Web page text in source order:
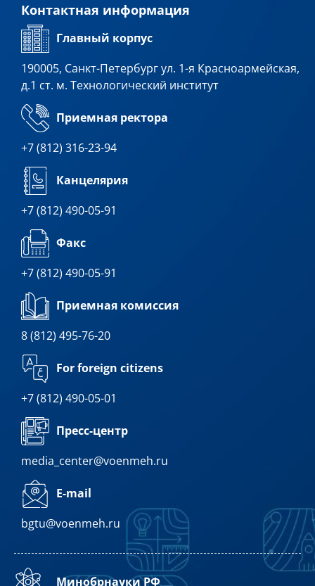
Контактная информация
Главный корпус
190005, Санкт-Петербург ул. 1-я Красноармейская,
д.1 ст. м. Технологический институт
Приемная ректора
+7 (812) 316-23-94
Канцелярия
+7 (812) 490-05-91
Факс
+7 (812) 490-05-91
Приемная комиссия
8 (812) 495-76-20
For foreign citizens
+7 (812) 490-05-01
Пресс-центр
media_center@voenmeh.ru
E-mail
bgtu@voenmeh.ru
Минобрнауки РФ